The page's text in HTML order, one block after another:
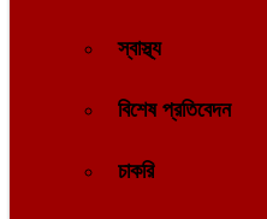
স্বাস্থ্য
বিশেষ প্রতিবেদন
চাকরি